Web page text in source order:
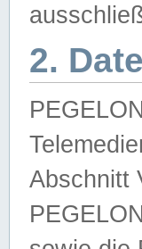
2.
Abschnitt